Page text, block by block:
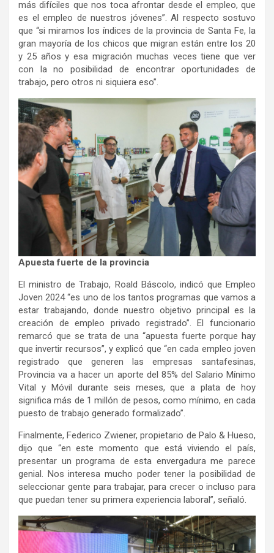
más difíciles que nos toca afrontar desde el empleo, que
es el empleo de nuestros jóvenes”. Al respecto sostuvo
que “si miramos los índices de la provincia de Santa Fe, la
gran mayoría de los chicos que migran están entre los 20
y 25 años y esa migración muchas veces tiene que ver
con la no posibilidad de encontrar oportunidades de
trabajo, pero otros ni siquiera eso”.
Apuesta fuerte de la provincia
El ministro de Trabajo, Roald Báscolo, indicó que Empleo
Joven 2024 “es uno de los tantos programas que vamos a
estar trabajando, donde nuestro objetivo principal es la
creación de empleo privado registrado”. El funcionario
remarcó que se trata de una “apuesta fuerte porque hay
que invertir recursos”, y explicó que “en cada empleo joven
registrado que generen las empresas santafesinas,
Provincia va a hacer un aporte del 85% del Salario Mínimo
Vital y Móvil durante seis meses, que a plata de hoy
significa más de 1 millón de pesos, como mínimo, en cada
puesto de trabajo generado formalizado”.
Finalmente, Federico Zwiener, propietario de Palo & Hueso,
dijo que “en este momento que está viviendo el país,
presentar un programa de esta envergadura me parece
genial. Nos interesa mucho poder tener la posibilidad de
seleccionar gente para trabajar, para crecer o incluso para
que puedan tener su primera experiencia laboral”, señaló.